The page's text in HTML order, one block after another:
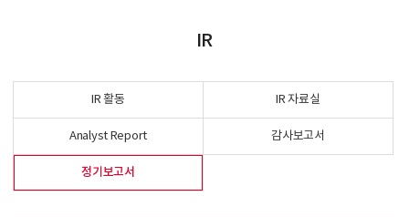
IR
IR 활동 IR 자료실
Analyst Report 감사보고서
정기보고서